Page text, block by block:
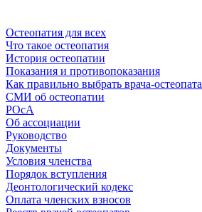
Остеопатия для всех
Что такое остеопатия
История остеопатии
Показания и противопоказания
Как правильно выбрать врача-
СМИ об остеопатии
РОсА
Об ассоциации
Руководство
Документы
Условия членства
Порядок вступления
Деонтологический кодекс
Оплата членских взносов